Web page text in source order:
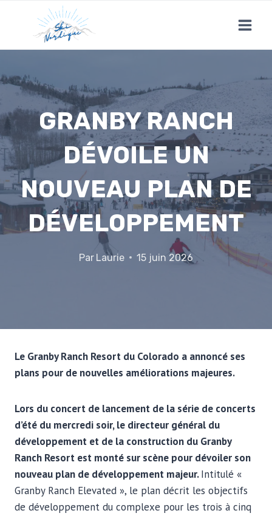
content
GRANBY RANCH
DÉVOILE UN
NOUVEAU PLAN DE
DÉVELOPPEMENT
Par Laurie 15 juin 2026
Le Granby Ranch Resort du Colorado a annoncé ses
plans pour de nouvelles améliorations majeures.
Lors du concert de lancement de la série de concerts
d’été du mercredi soir, le directeur général du
développement et de la construction du Granby
Ranch Resort est monté sur scène pour dévoiler son
nouveau plan de développement majeur.Intitulé «
Granby Ranch Elevated », le plan décrit les objectifs
de développement du complexe pour les trois à cinq